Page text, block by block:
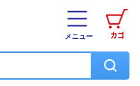
カゴ
メニュー